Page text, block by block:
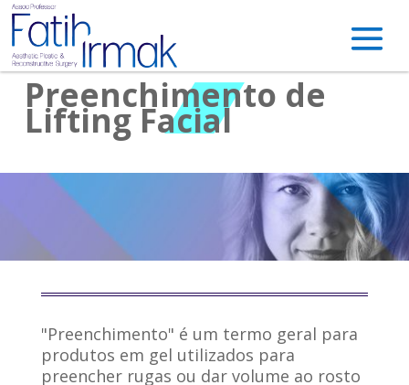
Preenchimento de
Lifting Facial
"Preenchimento" é um termo geral para
produtos em gel utilizados para
preencher rugas ou dar volume ao rosto